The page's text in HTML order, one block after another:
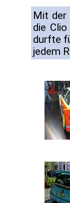
Mit der
die
durfte
jedem